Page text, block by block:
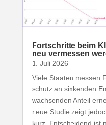
Fort­schritte beim
neu vermessen
1. Juli 2026
Viele Staaten messen
schutz an sinkenden
wach­senden Anteil
neue Studie zeigt
kurz. Entscheidend ist